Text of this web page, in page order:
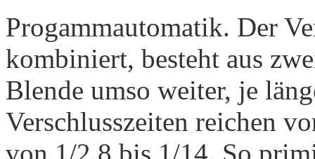
Progammautomatik. Der
kombiniert, besteht aus
Blende umso weiter, je
Verschlusszeiten reichen
von 1/2.8 bis 1/14. So